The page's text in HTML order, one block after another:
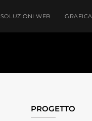
SOLUZIONI WEB GRAFICA
PROGETTO